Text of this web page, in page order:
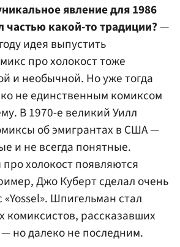
явление для 1986
частью какой-то традиции?—
идея выпустить
про холокост тоже
и необычной. Но уже тогда
не единственным комиксом
В 1970-е великий Уилл
об эмигрантах в США —
и не всегда понятные.
холокост появляются
Джо Куберт сделал очень
Шпигельман стал
комиксистов, рассказавших
но далеко не последним.